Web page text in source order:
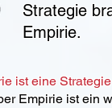
Strategie
Empirie.
ist eine
Empirie ist ein